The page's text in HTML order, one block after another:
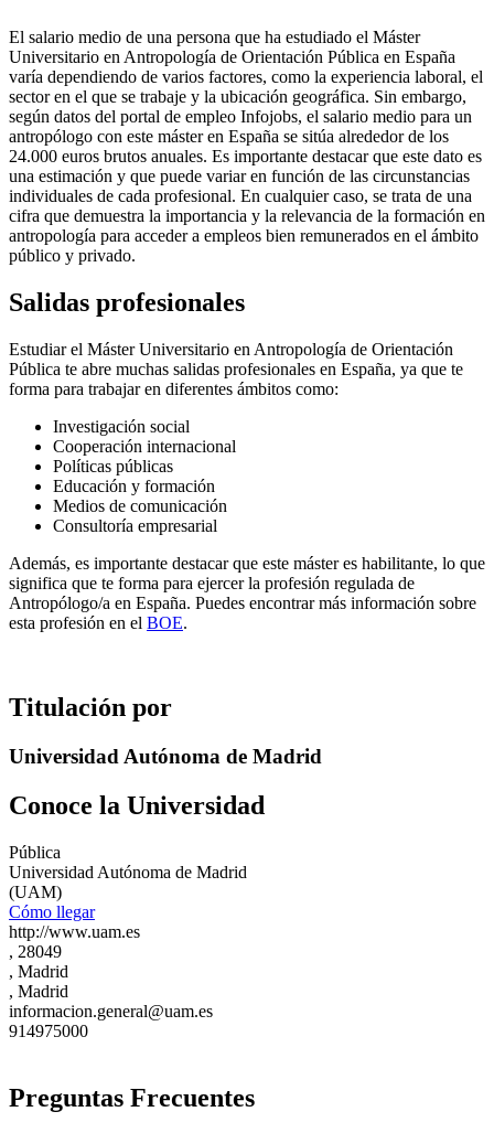
El salario medio de una persona que ha estudiado el Máster
Universitario en Antropología de Orientación Pública en España
varía dependiendo de varios factores, como la experiencia laboral, el
sector en el que se trabaje y la ubicación geográfica. Sin embargo,
según datos del portal de empleo Infojobs, el salario medio para un
antropólogo con este máster en España se sitúa alrededor de los
24.000 euros brutos anuales. Es importante destacar que este dato es
una estimación y que puede variar en función de las circunstancias
individuales de cada profesional. En cualquier caso, se trata de una
cifra que demuestra la importancia y la relevancia de la formación en
antropología para acceder a empleos bien remunerados en el ámbito
público y privado.
Salidas profesionales
Estudiar el Máster Universitario en Antropología de Orientación
Pública te abre muchas salidas profesionales en España, ya que te
forma para trabajar en diferentes ámbitos como:
Investigación social
Cooperación internacional
Políticas públicas
Educación y formación
Medios de comunicación
Consultoría empresarial
Además, es importante destacar que este máster es habilitante, lo que
significa que te forma para ejercer la profesión regulada de
Antropólogo/a en España. Puedes encontrar más información sobre
esta profesión en el BOE.
Titulación por
Universidad Autónoma de Madrid
Conoce la Universidad
Pública
Universidad Autónoma de Madrid
(UAM)
Cómo llegar
http://www.uam.es
, 28049
, Madrid
, Madrid
informacion.general@uam.es
914975000
Preguntas Frecuentes